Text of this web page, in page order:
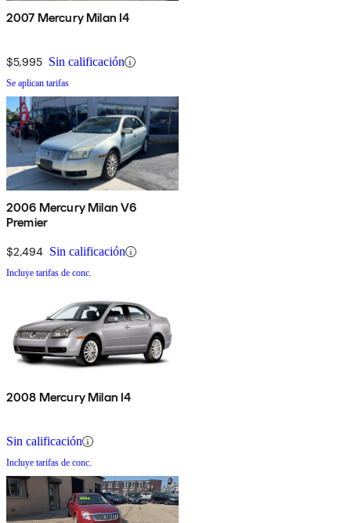
2007 Mercury Milan I4
$5,995 Sin calificación
Se aplican tarifas
2006 Mercury Milan V6
Premier
$2,494 Sin calificación
Incluye tarifas de conc.
2008 Mercury Milan I4
Sin calificación
Incluye tarifas de conc.